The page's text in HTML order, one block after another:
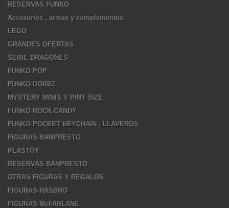
RESERVAS FUNKO
Accesorios , armas y complementos
LEGO
GRANDES OFERTAS
SERIE DRAGONES
FUNKO POP
FUNKO DORBZ
MYSTERY MINIS Y PINT SIZE
FUNKO ROCK CANDY
FUNKO POCKET KEYCHAIN , LLAVEROS
FIGURAS BANPRESTO
PLASTOY
RESERVAS BANPRESTO
OTRAS FIGURAS Y REGALOS
FIGURAS HASBRO
FIGURAS McFARLANE